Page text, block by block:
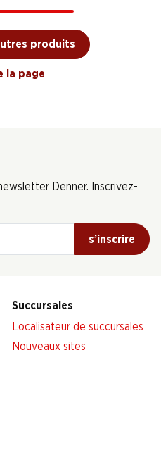
produits
la page
Denner. Inscrivez-
s’inscrire
Succursales
Localisateur de succursales
Nouveaux sites